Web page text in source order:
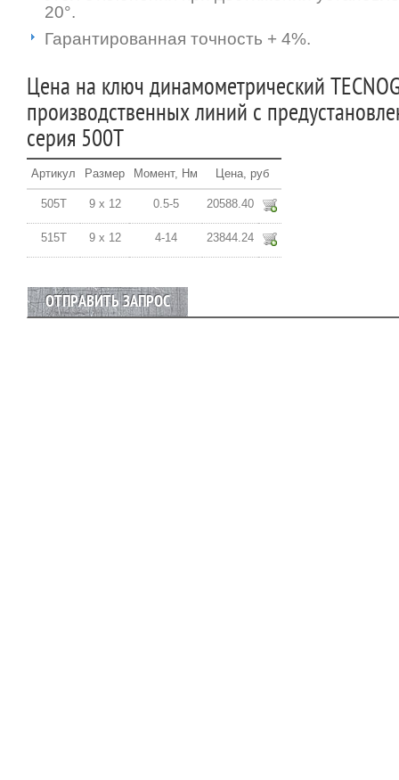
20°.
Гарантированная точность + 4%.
Цена на ключ динамометрический
производственных линий с
серия 500T
Артикул Размер Момент, Нм Цена, руб
505T 9 x 12 0.5-5 20588.40
515T 9 x 12 4-14 23844.24
ОТПРАВИТЬ ЗАПРОС